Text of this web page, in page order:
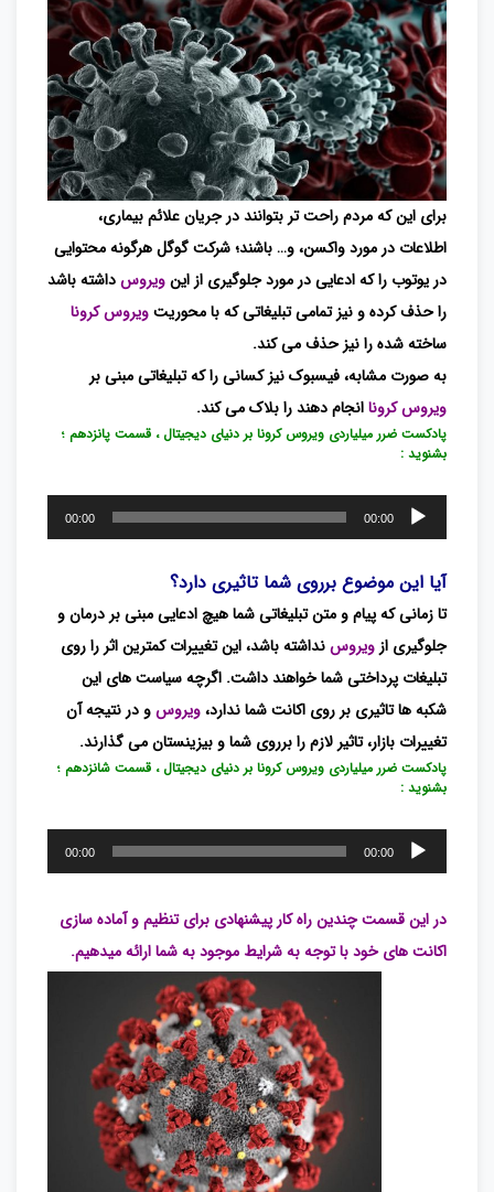
برای این که مردم راحت تر بتوانند در جریان علائم بیماری،
اطلاعات در مورد واکسن، و… باشند؛ شرکت گوگل هرگونه محتوایی
در یوتوب را که ادعایی در مورد جلوگیری از اینویروسداشته باشد
را حذف کرده و نیز تمامی تبلیغاتی که با محوریتویروس کرونا
ساخته شده را نیز حذف می کند.
به صورت مشابه، فیسبوک نیز کسانی را که تبلیغاتی مبنی بر
ویروس کروناانجام دهند را بلاک می کند.
پادکست ضرر میلیاردی ویروس کرونا بر دنیای دیجیتال ، قسمت پانزدهم ؛
بشنوید :
پخش‌کننده
صوت
00:00
00:00
آیا این موضوع برروی شما تاثیری دارد؟
تا زمانی که پیام و متن تبلیغاتی شما هیچ ادعایی مبنی بر درمان و
جلوگیری از ویروسنداشته باشد، این تغییرات کمترین اثر را روی
تبلیغات پرداختی شما خواهند داشت. اگرچه سیاست های این
شکبه ها تاثیری بر روی اکانت شما ندارد،ویروسو در نتیجه آن
تغییرات بازار، تاثیر لازم را برروی شما و بیزینستان می گذارند.
پادکست ضرر میلیاردی ویروس کرونا بر دنیای دیجیتال ، قسمت شانزدهم ؛
بشنوید :
پخش‌کننده
صوت
00:00
00:00
در این قسمت چندین راه کار پیشنهادی برای تنظیم و آماده سازی
اکانت های خود با توجه به شرایط موجود به شما ارائه میدهیم.